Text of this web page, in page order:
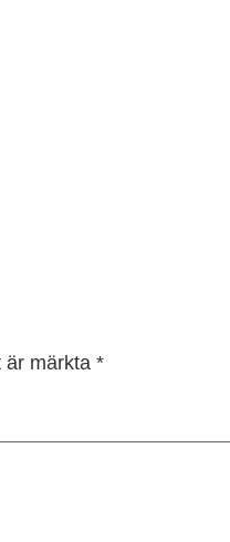
är märkta *